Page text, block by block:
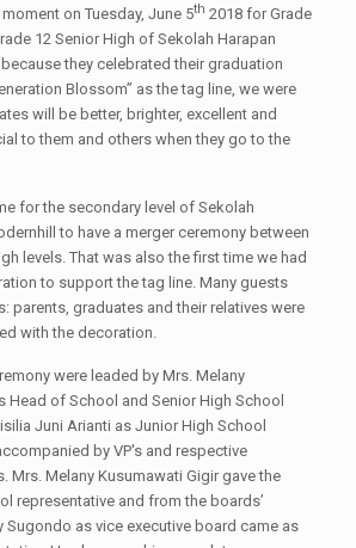
on Tuesday, June 5th 2018 for Grade
12 Senior High of Sekolah Harapan
they celebrated their graduation
Blossom” as the tag line, we were
will be better, brighter, excellent and
to them and others when they go to the
for the secondary level of Sekolah
to have a merger ceremony between
levels. That was also the first time we had
to support the tag line. Many guests
parents, graduates and their relatives were
with the decoration.
were leaded by Mrs. Melany
Head of School and Senior High School
Juni Arianti as Junior High School
by VP's and respective
Mrs. Melany Kusumawati Gigir gave the
representative and from the boards’
Sugondo as vice executive board came as